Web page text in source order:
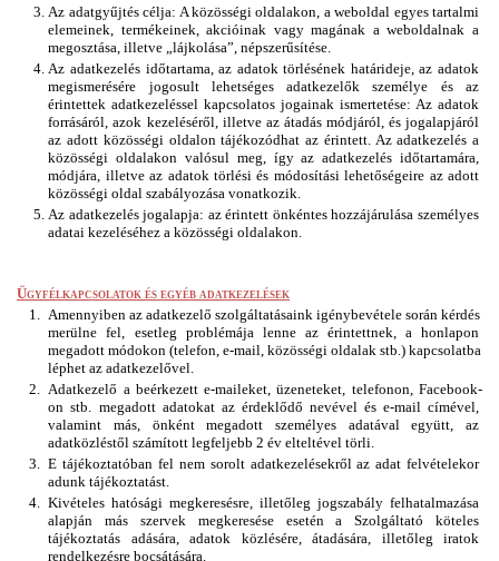
Az adatgyűjtés célja: A közösségi oldalakon, a weboldal egyes tartalmi
elemeinek, termékeinek, akcióinak vagy magának a weboldalnak a
megosztása, illetve „lájkolása”, népszerűsítése.
Az adatkezelés időtartama, az adatok törlésének határideje, az adatok
megismerésére jogosult lehetséges adatkezelők személye és az
érintettek adatkezeléssel kapcsolatos jogainak ismertetése: Az adatok
forrásáról, azok kezeléséről, illetve az átadás módjáról, és jogalapjáról
az adott közösségi oldalon tájékozódhat az érintett. Az adatkezelés a
közösségi oldalakon valósul meg, így az adatkezelés időtartamára,
módjára, illetve az adatok törlési és módosítási lehetőségeire az adott
közösségi oldal szabályozása vonatkozik.
Az adatkezelés jogalapja: az érintett önkéntes hozzájárulása személyes
adatai kezeléséhez a közösségi oldalakon.
Ügyfélkapcsolatok és egyéb adatkezelések
Amennyiben az adatkezelő szolgáltatásaink igénybevétele során kérdés
merülne fel, esetleg problémája lenne az érintettnek, a honlapon
megadott módokon (telefon, e-mail, közösségi oldalak stb.) kapcsolatba
léphet az adatkezelővel.
Adatkezelő a beérkezett e-maileket, üzeneteket, telefonon, Facebook-
on stb. megadott adatokat az érdeklődő nevével és e-mail címével,
valamint más, önként megadott személyes adatával együtt, az
adatközléstől számított legfeljebb 2 év elteltével törli.
E tájékoztatóban fel nem sorolt adatkezelésekről az adat felvételekor
adunk tájékoztatást.
Kivételes hatósági megkeresésre, illetőleg jogszabály felhatalmazása
alapján más szervek megkeresése esetén a Szolgáltató köteles
tájékoztatás adására, adatok közlésére, átadására, illetőleg iratok
rendelkezésre bocsátására.